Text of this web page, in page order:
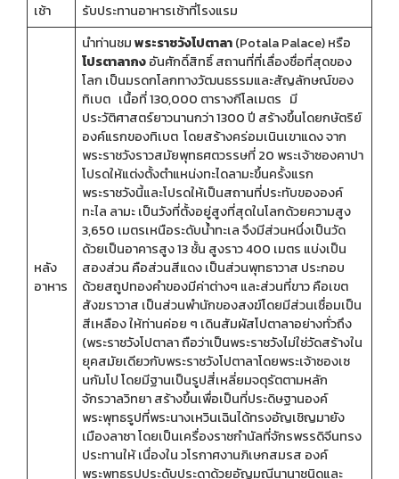
เช้า รับประทานอาหารเช้าที่โรงแรม
หลัง
อาหาร
นำท่านชมพระราชวังโปตาลา(Potala Palace) หรือ
โปรตาลากงอันศักดิ์สิทธิ์ สถานที่ที่เลื่องชื่อที่สุดของ
โลก เป็นมรดกโลกทางวัฒนธรรมและสัญลักษณ์ของ
ทิเบต เนื้อที่ 130,000 ตารางกีโลเมตร มี
ประวัติศาสตร์ยาวนานกว่า 1300 ปี สร้างขึ้นโดยกษัตริย์
องค์แรกของทิเบต โดยสร้างคร่อมเนินเขาแดง จาก
พระราชวังราวสมัยพุทธศตวรรษที่ 20 พระเจ้าซองคาปา
โปรดให้แต่งตั้งตำแหน่งทะไดลามะขึ้นครั้งแรก
พระราชวังนี้และโปรดให้เป็นสถานที่ประทับขององค์
ทะไล ลามะ เป็นวังที่ตั้งอยู่สูงที่สุดในโลกด้วยความสูง
3,650 เมตรเหนือระดับน้ำทะเล จึงมีส่วนหนึ่งเป็นวัด
ด้วยเป็นอาคารสูง 13 ชั้น สูงราว 400 เมตร แบ่งเป็น
สองส่วน คือส่วนสีแดง เป็นส่วนพุทธาวาส ประกอบ
ด้วยสถูปทองคำของมีค่าต่างๆ และส่วนที่ขาว คือเขต
สังฆราวาส เป็นส่วนพำนักของสงฆ์โดยมีส่วนเชื่อมเป็น
สีเหลือง ให้ท่านค่อย ๆ เดินสัมผัสโปตาลาอย่างทั่วถึง
(พระราชวังโปตาลา ถือว่าเป็นพระราชวังไม่ใช่วัดสร้างใน
ยุคสมัยเดียวกับพระราชวังโปตาลาโดยพระเจ้าซองเซ
นกัมโป โดยมีฐานเป็นรูปสี่เหลี่ยมจตุรัตตามหลัก
จักรวาลวิทยา สร้างขึ้นเพื่อเป็นที่ประดิษฐานองค์
พระพุทธรูปที่พระนางเหวินเฉินได้ทรงอัญเชิญมายัง
เมืองลาซา โดยเป็นเครื่องราชกำนัลที่จักรพรรดิจีนทรง
ประทานให้ เนื่องใน วโรกาศงานภิเษกสมรส องค์
พระพุทธรูปประดับประดาด้วยอัญมณีนานาชนิดและ